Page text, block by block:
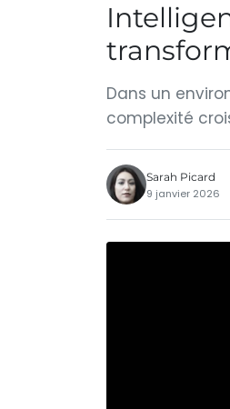
Dans un
complexité
Sarah Picard
9 janvier 2026